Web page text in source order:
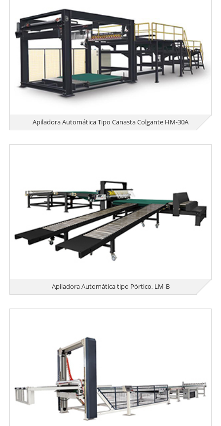
Apiladora Automática Tipo Canasta Colgante HM-30A
Apiladora Automática tipo Pórtico, LM-B